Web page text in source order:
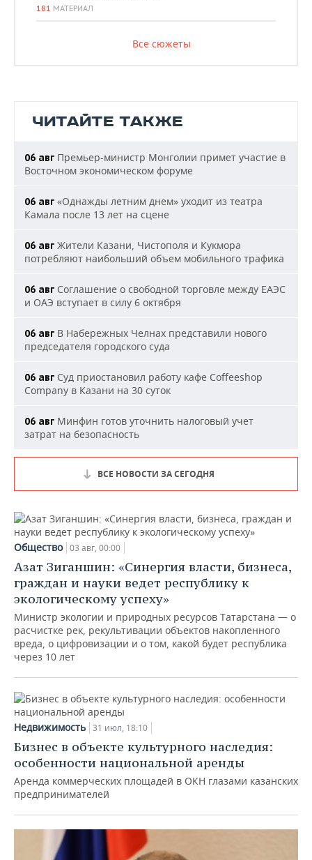
181 МАТЕРИАЛ
Все сюжеты
ЧИТАЙТЕ ТАКЖЕ
06 авг Премьер-министр Монголии примет участие в
Восточном экономическом форуме
06 авг «Однажды летним днем» уходит из театра
Камала после 13 лет на сцене
06 авг Жители Казани, Чистополя и Кукмора
потребляют наибольший объем мобильного трафика
06 авг Соглашение о свободной торговле между ЕАЭС
и ОАЭ вступает в силу 6 октября
06 авг В Набережных Челнах представили нового
председателя городского суда
06 авг Суд приостановил работу кафе Coffeeshop
Company в Казани на 30 суток
06 авг Минфин готов уточнить налоговый учет
затрат на безопасность
ВСЕ НОВОСТИ ЗА СЕГОДНЯ
Общество 03 авг, 00:00
Азат Зиганшин: «Синергия власти, бизнеса,
граждан и науки ведет республику к
экологическому успеху»
Министр экологии и природных ресурсов Татарстана — о
расчистке рек, рекультивации объектов накопленного
вреда, о цифровизации и о том, какой будет республика
через 10 лет
Недвижимость 31 июл, 18:10
Бизнес в объекте культурного наследия:
особенности национальной аренды
Аренда коммерческих площадей в ОКН глазами казанских
предпринимателей